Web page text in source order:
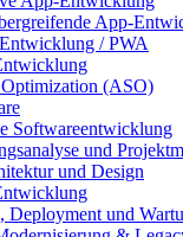
App-
/ PWA
(ASO)
Softwareentwicklung
und
und Design
Deployment und